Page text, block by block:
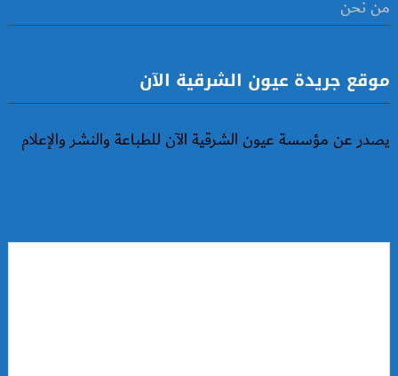
من نحن
موقع جريدة عيون الشرقية الآن
يصدر عن مؤسسة عيون الشرقية الآن للطباعة والنشر والإعلام